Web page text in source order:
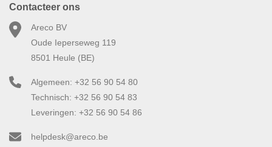
Contacteer ons
Areco BV
Oude Ieperseweg 119
8501 Heule (BE)
Algemeen: +32 56 90 54 80
Technisch: +32 56 90 54 83
Leveringen: +32 56 90 54 86
helpdesk@areco.be